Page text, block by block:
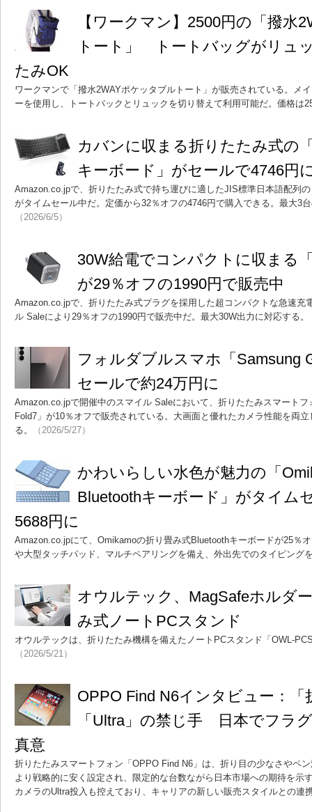
【ワークマン】2500円の「撥水
トート」 トートバッグがリュ
たみOK
ワークマンで「撥水2WAYポケッタブルトート」が販売されている。メ
ーを使用し、トートバックとリュックを切り替えて利用可能だ。価格は
カバンに収まる折りたたみ式の
キーボード」がセールで4746円
Amazon.co.jpで、折りたたみ式で持ち運びに適したJIS標準日本語配列
がタイムセール中だ。定価から32％オフの4746円で購入できる。最大3
（2026/6/5）
30W給電でコンパクトに収まる
が29％オフの1990円で販売中
Amazon.co.jpで、折りたたみ式プラグを採用した超コンパクトな急速充
ル Saleにより29％オフの1990円で販売中だ。最大30W出力に対応する。
フォルダブルスマホ「Samsung
セールで約24万円に
Amazon.co.jpで開催中のスマイル Saleにおいて、折りたたみスマート
Fold7」が10％オフで販売されている。大画面と優れたカメラ性能を両
る。
（2026/5/27）
かわいらしい水色が魅力の「
Bluetoothキーボード」がタイム
5688円に
Amazon.co.jpにて、Omikamoの折り畳み式Bluetoothキーボードが25％
や大型タッチパッド、マルチペアリングを備え、外出先でのタイピング
オウルテック、MagSafeホルダ
み式ノートPCスタンド
オウルテックは、折りたたみ機構を備えたノートPCスタンド「OWL-
（2026/5/21）
OPPO Find N6インタビュー：「
「Ultra」の禁じ手 日本でフラ
真意
折りたたみスマートフォン「OPPO Find N6」は、折り目の少なさやペ
より戦略的に安く設定され、限定的な台数ながら日本市場への期待を示
カメラのUltra投入も控えており、キャリアの新しい販売スタイルとの連